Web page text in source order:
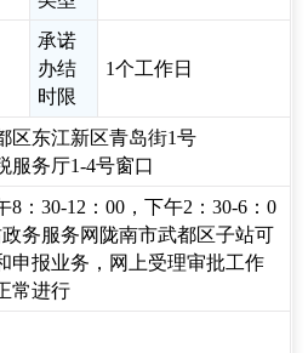
承诺
办结
时限
1个工作日
区东江新区青岛街1号
服务厅1-4号窗口
8：30-12：00，下午2：30-6：0
务服务网陇南市武都区子站可
申报业务，网上受理审批工作
常进行